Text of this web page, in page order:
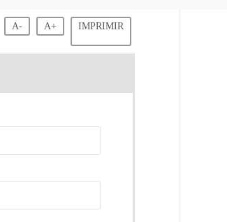
A- A+ IMPRIMIR